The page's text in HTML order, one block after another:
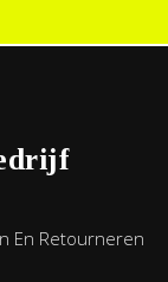
En Retourneren